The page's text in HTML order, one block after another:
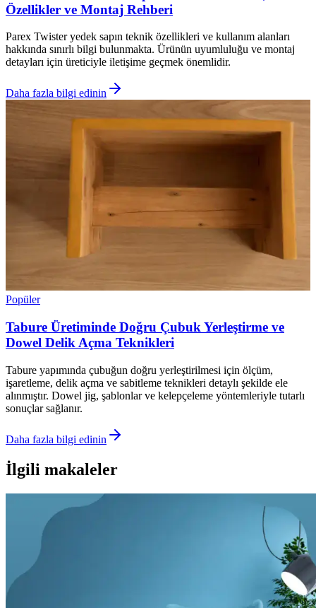
Özellikler ve Montaj Rehberi
Parex Twister yedek sapın teknik özellikleri ve kullanım alanları
hakkında sınırlı bilgi bulunmakta. Ürünün uyumluluğu ve montaj
detayları için üreticiyle iletişime geçmek önemlidir.
Daha fazla bilgi edinin
Popüler
Tabure Üretiminde Doğru Çubuk Yerleştirme ve
Dowel Delik Açma Teknikleri
Tabure yapımında çubuğun doğru yerleştirilmesi için ölçüm,
işaretleme, delik açma ve sabitleme teknikleri detaylı şekilde ele
alınmıştır. Dowel jig, şablonlar ve kelepçeleme yöntemleriyle tutarlı
sonuçlar sağlanır.
Daha fazla bilgi edinin
İlgili makaleler